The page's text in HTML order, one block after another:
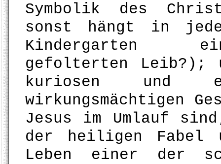
Symbolik des
sonst hängt in
Kindergarten
gefolterten Leib?);
kuriosen und
wirkungsmächtigen
Jesus im Umlauf
der heiligen Fabel
Leben einer der